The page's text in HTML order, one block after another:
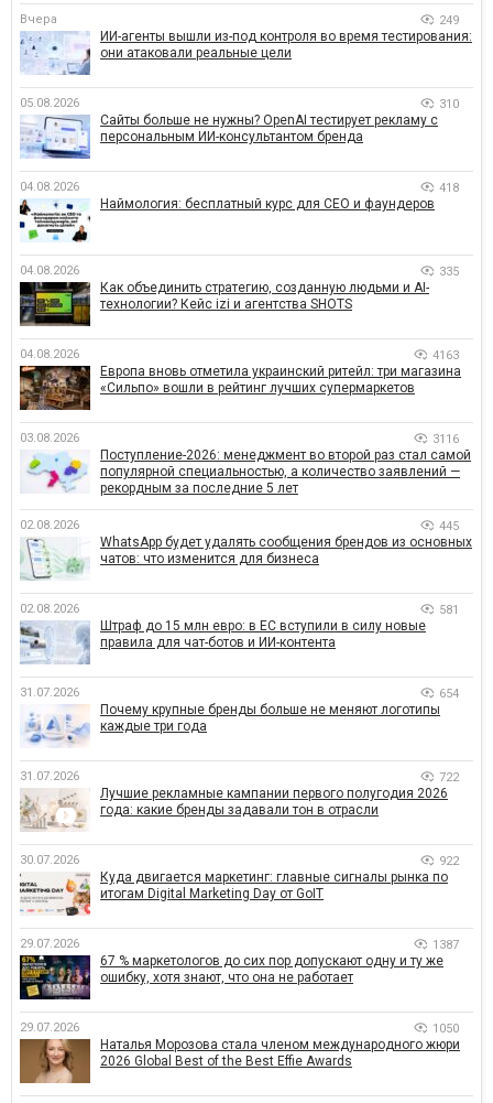
Вчера 249
ИИ-агенты вышли из-под контроля во время тестирования:
они атаковали реальные цели
05.08.2026 310
Сайты больше не нужны? OpenAI тестирует рекламу с
персональным ИИ-консультантом бренда
04.08.2026 418
Наймология: бесплатный курс для CEO и фаундеров
04.08.2026 335
Как объединить стратегию, созданную людьми и AI-
технологии? Кейс izi и агентства SHOTS
04.08.2026 4163
Европа вновь отметила украинский ритейл: три магазина
«Сильпо» вошли в рейтинг лучших супермаркетов
03.08.2026 3116
Поступление-2026: менеджмент во второй раз стал самой
популярной специальностью, а количество заявлений —
рекордным за последние 5 лет
02.08.2026 445
WhatsApp будет удалять сообщения брендов из основных
чатов: что изменится для бизнеса
02.08.2026 581
Штраф до 15 млн евро: в ЕС вступили в силу новые
правила для чат-ботов и ИИ-контента
31.07.2026 654
Почему крупные бренды больше не меняют логотипы
каждые три года
31.07.2026 722
Лучшие рекламные кампании первого полугодия 2026
года: какие бренды задавали тон в отрасли
30.07.2026 922
Куда двигается маркетинг: главные сигналы рынка по
итогам Digital Marketing Day от GoIT
29.07.2026 1387
67 % маркетологов до сих пор допускают одну и ту же
ошибку, хотя знают, что она не работает
29.07.2026 1050
Наталья Морозова стала членом международного жюри
2026 Global Best of the Best Effie Awards